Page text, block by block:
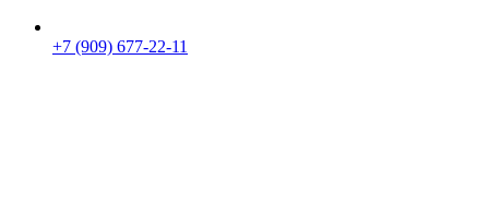
+7 (909) 677-22-11